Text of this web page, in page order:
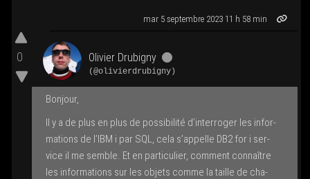
0
mar 5 sep­tembre 2023 11 h 58 min
Oli­vier Dru­bi­gny
(@olivierdrubigny)
Bon­jour,
Il y a de plus en plus de pos­si­bi­li­té d’in­ter­ro­ger les infor­
ma­tions de l’IBM i par SQL, cela s’ap­pelle DB2 for i ser­
vice il me semble. Et en par­ti­cu­lier, com­ment connaître
les infor­ma­tions sur les objets comme la taille de cha­